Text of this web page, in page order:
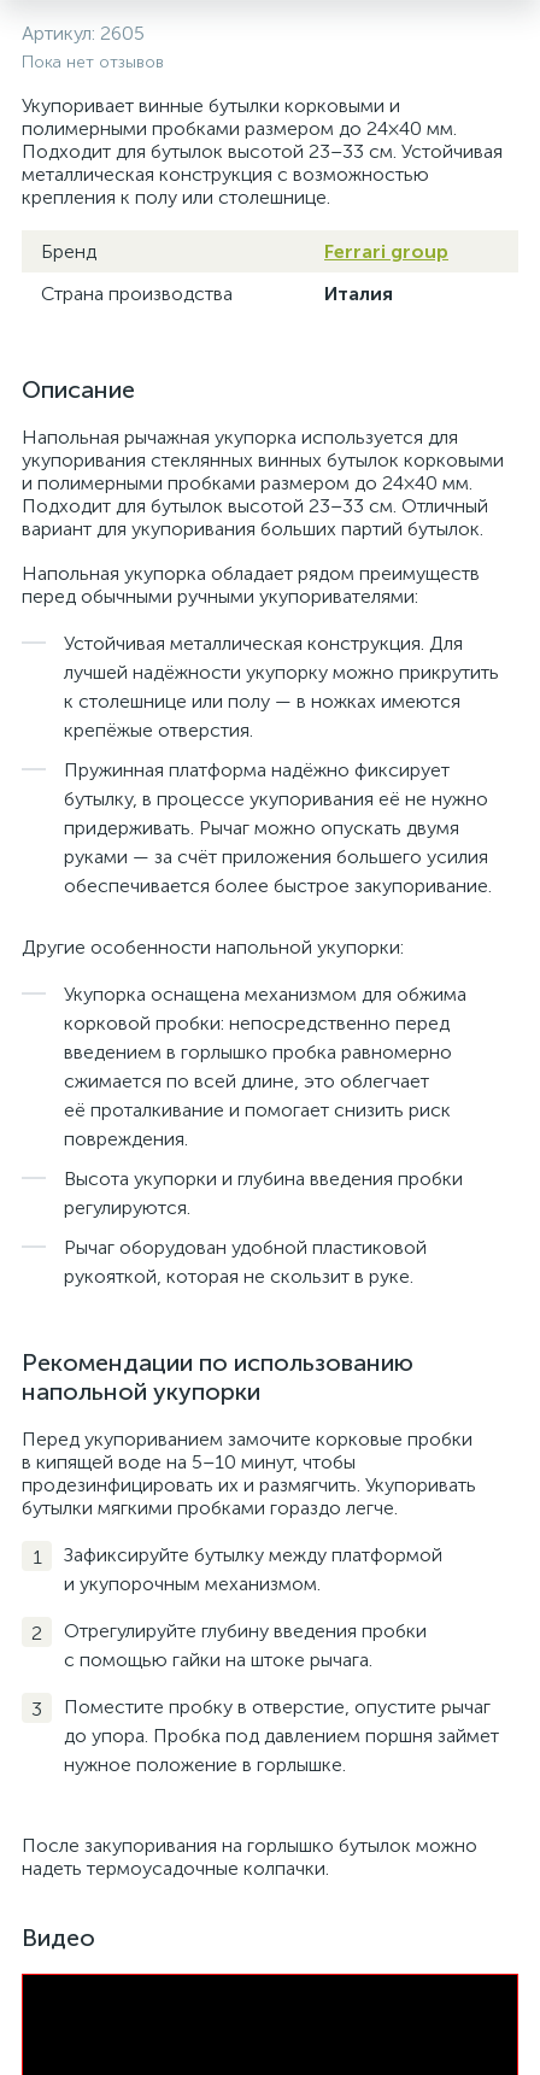
Артикул: 2605
Пока нет отзывов
Укупоривает винные бутылки корковыми и
полимерными пробками размером до 24×40 мм.
Подходит для бутылок высотой 23–33 см. Устойчивая
металлическая конструкция с возможностью
крепления к полу или столешнице.
Бренд
Ferrari group
Страна производства
Италия
Описание
Напольная рычажная укупорка используется для
укупоривания стеклянных винных бутылок корковыми
и полимерными пробками размером до 24×40 мм.
Подходит для бутылок высотой 23–33 см. Отличный
вариант для укупоривания больших партий бутылок.
Напольная укупорка обладает рядом преимуществ
перед обычными ручными укупоривателями:
Устойчивая металлическая конструкция. Для
лучшей надёжности укупорку можно прикрутить
к столешнице или полу — в ножках имеются
крепёжые отверстия.
Пружинная платформа надёжно фиксирует
бутылку, в процессе укупоривания её не нужно
придерживать. Рычаг можно опускать двумя
руками — за счёт приложения большего усилия
обеспечивается более быстрое закупоривание.
Другие особенности напольной укупорки:
Укупорка оснащена механизмом для обжима
корковой пробки: непосредственно перед
введением в горлышко пробка равномерно
сжимается по всей длине, это облегчает
её проталкивание и помогает снизить риск
повреждения.
Высота укупорки и глубина введения пробки
регулируются.
Рычаг оборудован удобной пластиковой
рукояткой, которая не скользит в руке.
Рекомендации по использованию
напольной укупорки
Перед укупориванием замочите корковые пробки
в кипящей воде на 5–10 минут, чтобы
продезинфицировать их и размягчить. Укупоривать
бутылки мягкими пробками гораздо легче.
Зафиксируйте бутылку между платформой
и укупорочным механизмом.
Отрегулируйте глубину введения пробки
с помощью гайки на штоке рычага.
Поместите пробку в отверстие, опустите рычаг
до упора. Пробка под давлением поршня займет
нужное положение в горлышке.
После закупоривания на горлышко бутылок можно
надеть термоусадочные колпачки.
Видео